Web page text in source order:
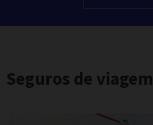
Seguros de